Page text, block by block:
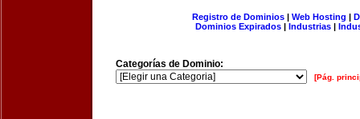
Registro de Dominios| Web Hosting |
Dominios Expirados | Industrias |
Categorías de Dominio:
[Pág.